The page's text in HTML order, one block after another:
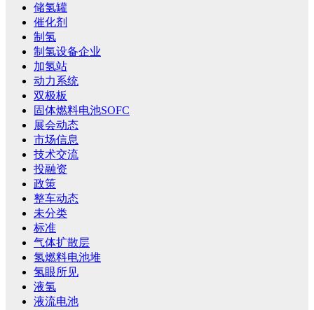
储氢罐
催化剂
制氢
制氢设备企业
加氢站
动力系统
双极板
固体燃料电池SOFC
展会动态
市场信息
技术交流
投融资
政策
整车动态
未分类
标准
气体扩散层
氢燃料电池堆
氢眼所见
液氢
液流电池